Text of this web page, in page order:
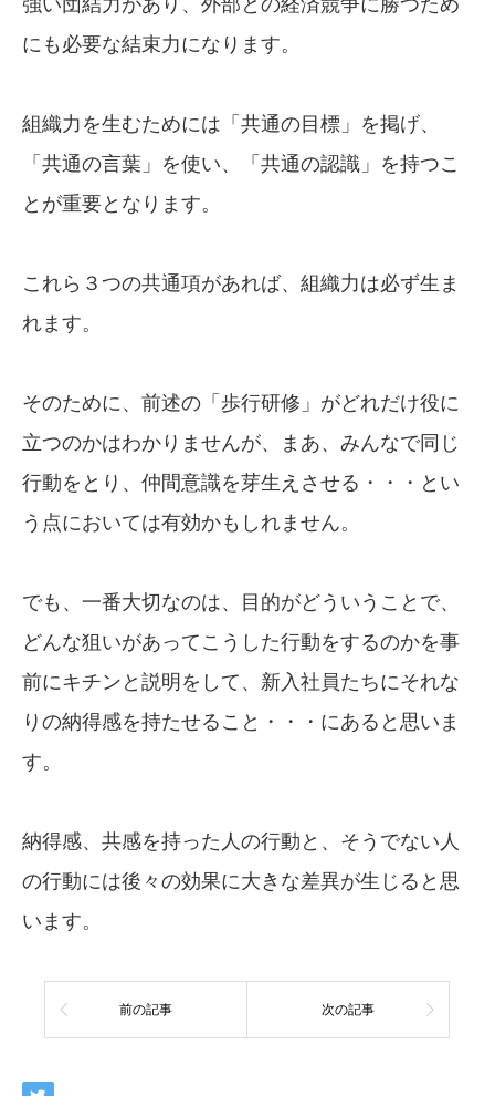
にも必要な結束力になります。
組織力を生むためには「共通の目標」を掲げ、
「共通の言葉」を使い、「共通の認識」を持つこ
とが重要となります。
これら３つの共通項があれば、組織力は必ず生ま
れます。
そのために、前述の「歩行研修」がどれだけ役に
立つのかはわかりませんが、まあ、みんなで同じ
行動をとり、仲間意識を芽生えさせる・・・とい
う点においては有効かもしれません。
でも、一番大切なのは、目的がどういうことで、
どんな狙いがあってこうした行動をするのかを事
前にキチンと説明をして、新入社員たちにそれな
りの納得感を持たせること・・・にあると思いま
す。
納得感、共感を持った人の行動と、そうでない人
の行動には後々の効果に大きな差異が生じると思
います。
前の記事 次の記事